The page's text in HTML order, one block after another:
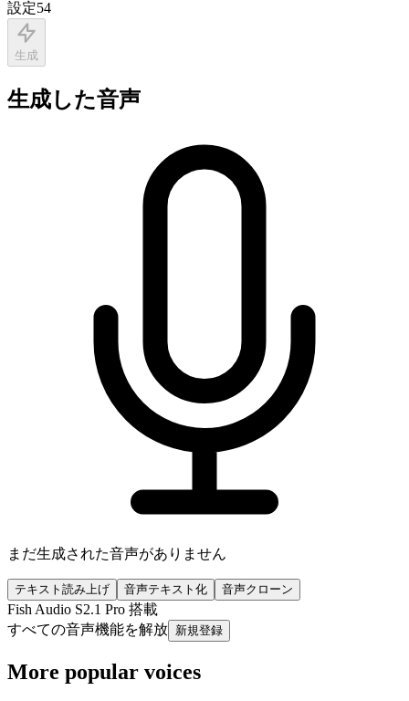
設定54
生成
生成した音声
まだ生成された音声がありません
テキスト読み上げ 音声テキスト化 音声クローン
Fish Audio S2.1 Pro 搭載
すべての音声機能を解放 新規登録
More popular voices